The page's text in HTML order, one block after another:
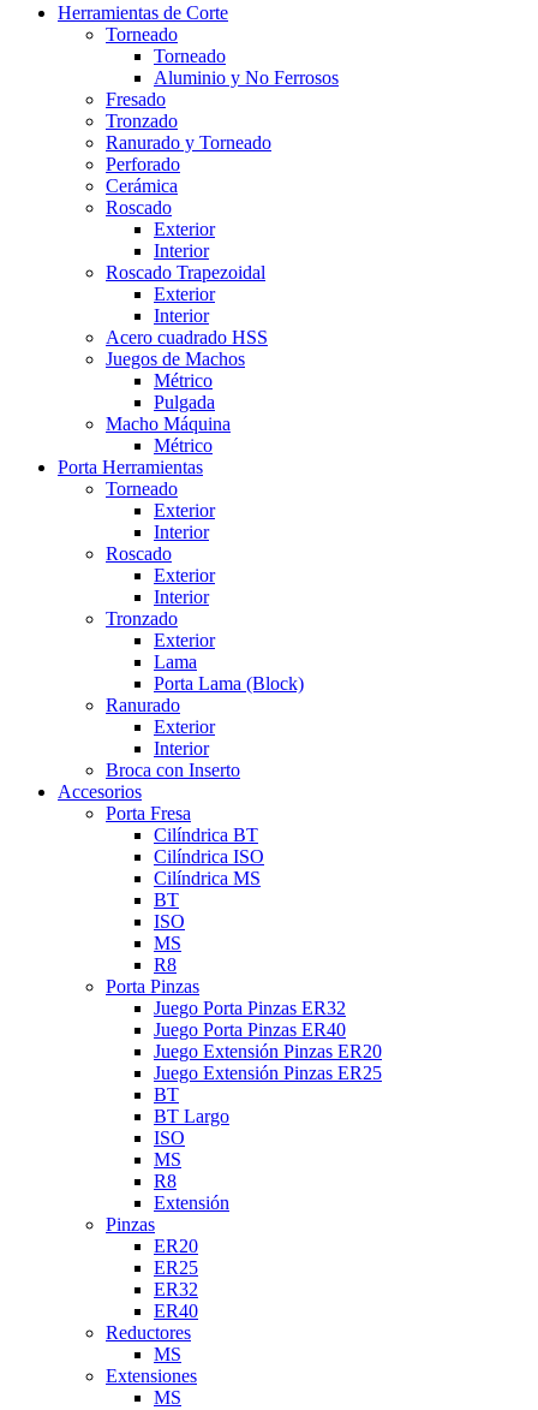
Herramientas de Corte
Torneado
Torneado
Aluminio y No Ferrosos
Fresado
Tronzado
Ranurado y Torneado
Perforado
Cerámica
Roscado
Exterior
Interior
Roscado Trapezoidal
Exterior
Interior
Acero cuadrado HSS
Juegos de Machos
Métrico
Pulgada
Macho Máquina
Métrico
Porta Herramientas
Torneado
Exterior
Interior
Roscado
Exterior
Interior
Tronzado
Exterior
Lama
Porta Lama (Block)
Ranurado
Exterior
Interior
Broca con Inserto
Accesorios
Porta Fresa
Cilíndrica BT
Cilíndrica ISO
Cilíndrica MS
BT
ISO
MS
R8
Porta Pinzas
Juego Porta Pinzas ER32
Juego Porta Pinzas ER40
Juego Extensión Pinzas ER20
Juego Extensión Pinzas ER25
BT
BT Largo
ISO
MS
R8
Extensión
Pinzas
ER20
ER25
ER32
ER40
Reductores
MS
Extensiones
MS